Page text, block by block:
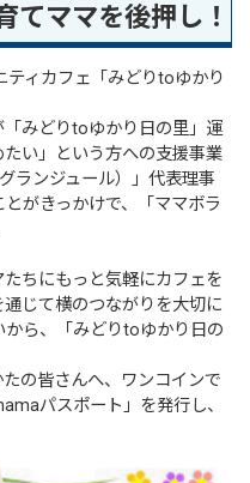
てママを後押し！
ィカフェ「みどりtoゆかり
みどりtoゆかり日の里」運
い」という方への支援事業
ランジュール）」代表理事
がきっかけで、「ママボラ
ちにもっと気軽にカフェを
じて横のつながりを大切に
から、「みどりtoゆかり日の
の皆さんへ、ワンコインで
パスポート」を発行し、